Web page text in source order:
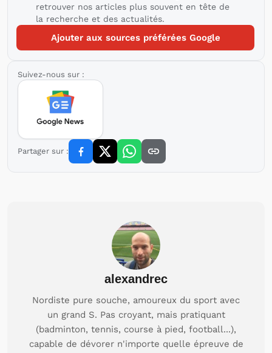
retrouver nos articles plus souvent en tête de
la recherche et des actualités.
Ajouter aux sources préférées Google
Suivez-nous sur :
Partager sur :
alexandrec
Nordiste pure souche, amoureux du sport avec
un grand S. Pas croyant, mais pratiquant
(badminton, tennis, course à pied, football...),
capable de dévorer n'importe quelle épreuve de